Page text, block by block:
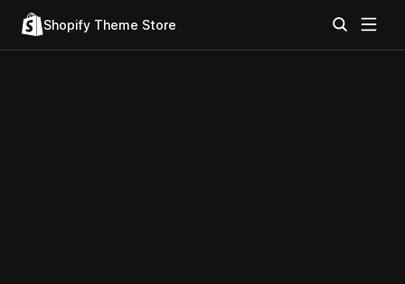
Shopify Theme Store